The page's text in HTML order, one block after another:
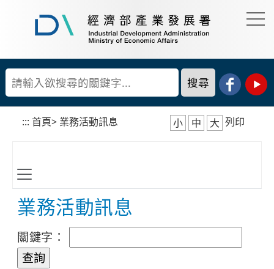
到
主
要
內
容
塊
濟
部
業
發
::: 首頁> 業務活動訊息 小 中 大 列印
業務活動訊息
關鍵字：